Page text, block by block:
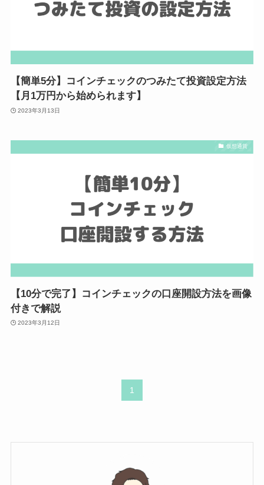
【簡単5分】コインチェックのつみたて投資設定方法
【月1万円から始められます】
2023年3月13日
仮想通貨
【10分で完了】コインチェックの口座開設方法を画像
付きで解説
2023年3月12日
1